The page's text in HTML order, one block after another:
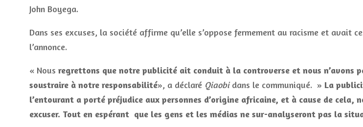
John Boyega.
Dans ses excuses, la société affirme qu’elle s’oppose fermement au racisme et avait
l’annonce.
« Nous regrettons que notre publicité ait conduit à la controverse et nous n’avons
soustraire à notre responsabilité», a déclaré Qiaobidans le communiqué. » La
l’entourant a porté préjudice aux personnes d’origine africaine, et à cause de cela,
excuser. Tout en espérant que les gens et les médias ne sur-analyseront pas la